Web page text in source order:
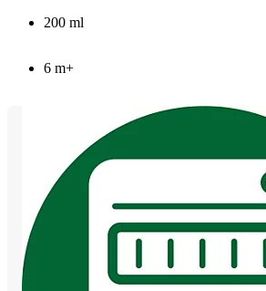
200 ml
6 m+